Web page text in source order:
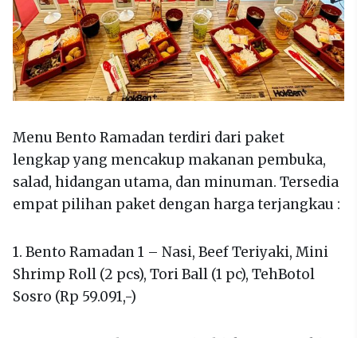
Menu Bento Ramadan terdiri dari paket
lengkap yang mencakup makanan pembuka,
salad, hidangan utama, dan minuman. Tersedia
empat pilihan paket dengan harga terjangkau :
1. Bento Ramadan 1 – Nasi, Beef Teriyaki, Mini
Shrimp Roll (2 pcs), Tori Ball (1 pc), TehBotol
Sosro (Rp 59.091,-)